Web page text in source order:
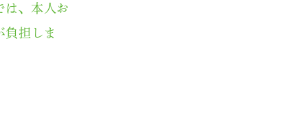
は、本人お
担しま